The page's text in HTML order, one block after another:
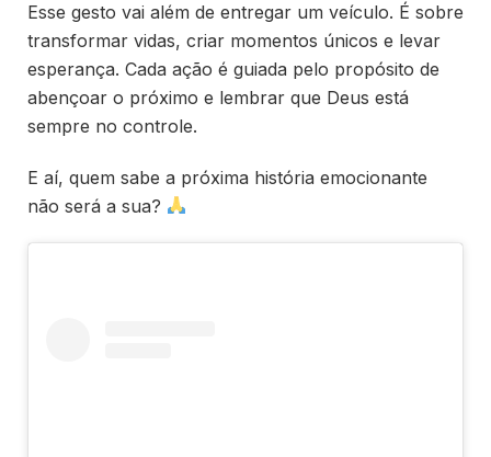
Esse gesto vai além de entregar um veículo. É sobre
transformar vidas, criar momentos únicos e levar
esperança. Cada ação é guiada pelo propósito de
abençoar o próximo e lembrar que Deus está
sempre no controle.
E aí, quem sabe a próxima história emocionante
não será a sua?